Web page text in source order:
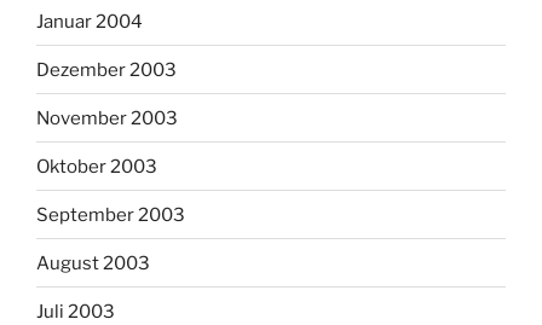
Januar 2004
Dezember 2003
November 2003
Oktober 2003
September 2003
August 2003
Juli 2003